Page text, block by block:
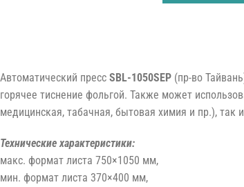
Автоматический пресс SBL-1050SEP (пр-во
горячее тиснение фольгой. Также может
медицинская, табачная, бытовая химия и пр.), так
Технические характеристики:
макс. формат листа 750×1050 мм,
мин. формат листа 370×400 мм,